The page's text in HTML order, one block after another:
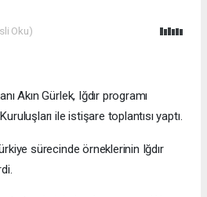
Oku)
Akın Gürlek, Iğdır programı
ile istişare toplantısı yaptı.
sürecinde örneklerinin Iğdır